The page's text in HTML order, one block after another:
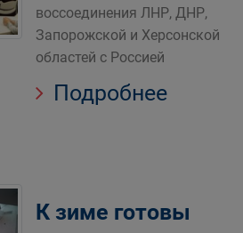
воссоединения ЛНР, ДНР,
Запорожской и Херсонской
областей с Россией
Подробнее
К зиме готовы